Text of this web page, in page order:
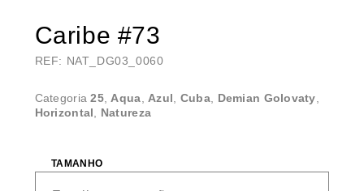
Caribe #73
REF: NAT_DG03_0060
Categoria25, Aqua Azul Cuba, Demian Golovaty
Horizontal
Natureza
TAMANHO